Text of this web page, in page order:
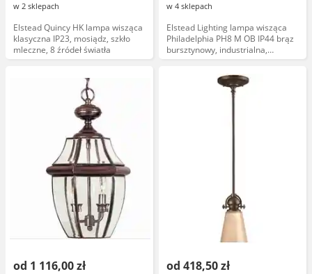
w 2 sklepach
Elstead Quincy HK lampa wisząca
klasyczna IP23, mosiądz, szkło
mleczne, 8 źródeł światła
w 4 sklepach
Elstead Lighting lampa wisząca
Philadelphia PH8 M OB IP44 brąz
bursztynowy, industrialna,
zewnętrzna, klasyczna
od 1 116,00 zł od 418,50 zł